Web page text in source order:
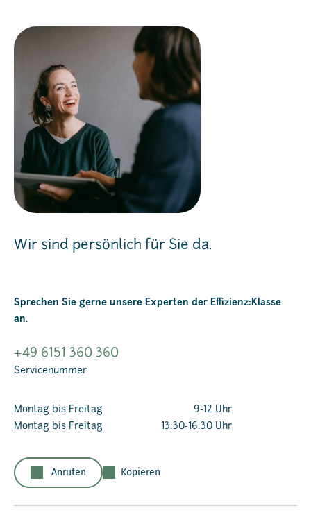
Wir sind persönlich für Sie da.
Sprechen Sie gerne unsere Experten der Effizienz:Klasse
an.
+49 6151 360 360
Servicenummer
Montag bis Freitag
9-12 Uhr
Montag bis Freitag
13:30-16:30 Uhr
Anrufen Kopieren